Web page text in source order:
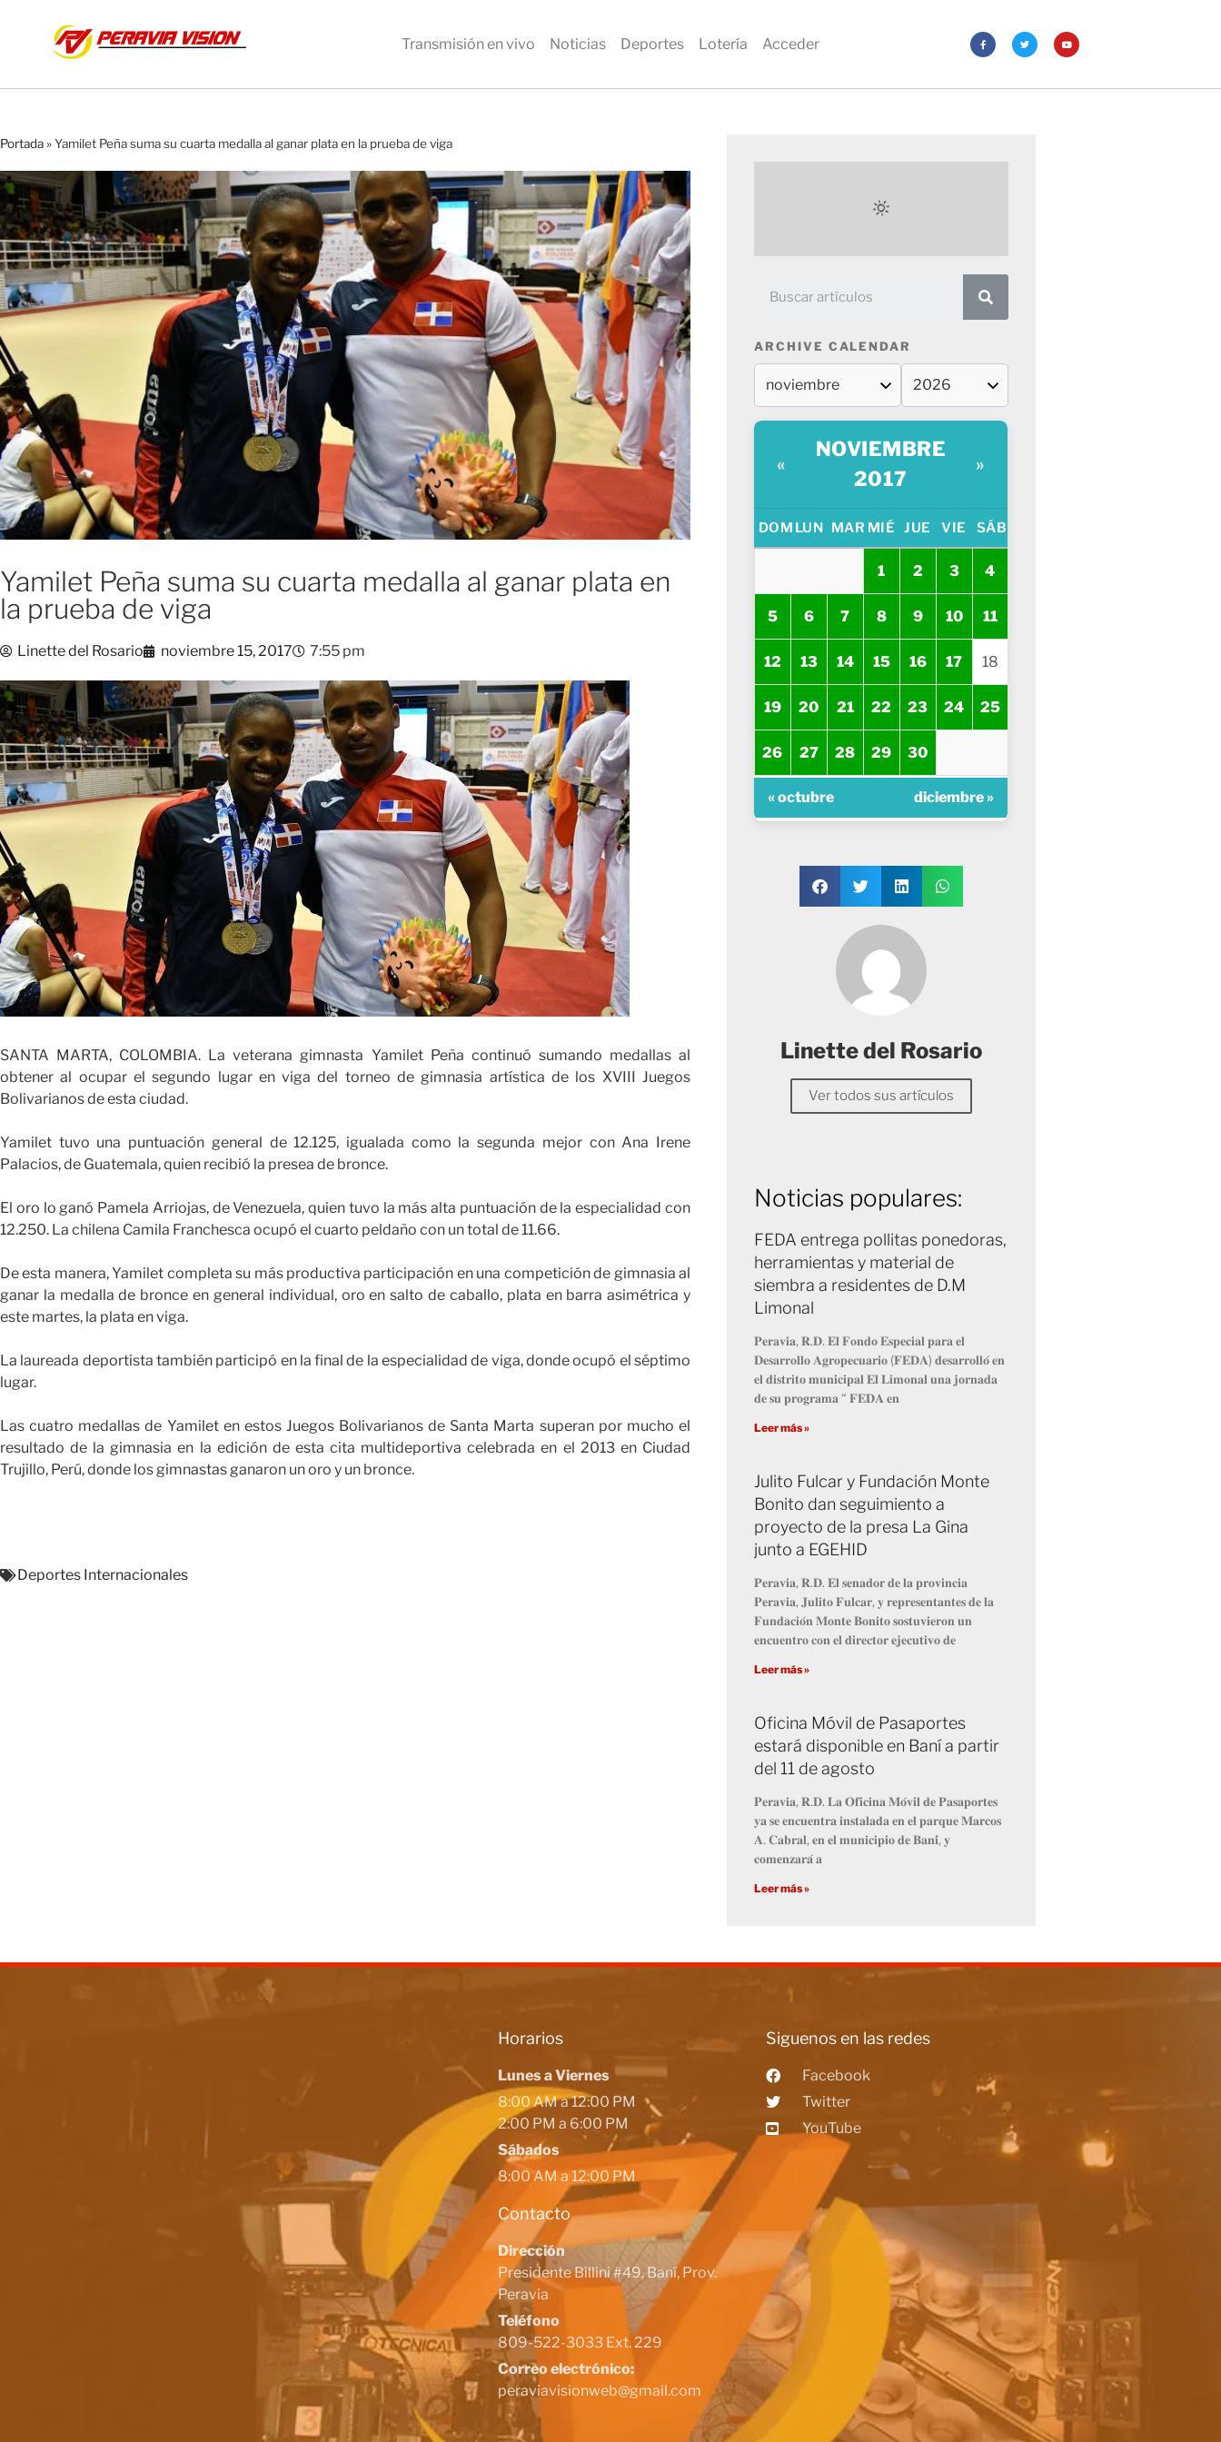
Transmisión en vivo Noticias Deportes Lotería Acceder
Portada»Yamilet Peña suma su cuarta medalla al ganar plata en la prueba de viga
Yamilet Peña suma su cuarta medalla al ganar plata en
la prueba de viga
Linette del Rosario noviembre 15, 2017 7:55 pm
SANTA MARTA, COLOMBIA. La veterana gimnasta Yamilet Peña continuó sumando medallas al
obtener al ocupar el segundo lugar en viga del torneo de gimnasia artística de los XVIII Juegos
Bolivarianos de esta ciudad.
Yamilet tuvo una puntuación general de 12.125, igualada como la segunda mejor con Ana Irene
Palacios, de Guatemala, quien recibió la presea de bronce.
El oro lo ganó Pamela Arriojas, de Venezuela, quien tuvo la más alta puntuación de la especialidad con
12.250. La chilena Camila Franchesca ocupó el cuarto peldaño con un total de 11.66.
De esta manera, Yamilet completa su más productiva participación en una competición de gimnasia al
ganar la medalla de bronce en general individual, oro en salto de caballo, plata en barra asimétrica y
este martes, la plata en viga.
La laureada deportista también participó en la final de la especialidad de viga, donde ocupó el séptimo
lugar.
Las cuatro medallas de Yamilet en estos Juegos Bolivarianos de Santa Marta superan por mucho el
resultado de la gimnasia en la edición de esta cita multideportiva celebrada en el 2013 en Ciudad
Trujillo, Perú, donde los gimnastas ganaron un oro y un bronce.
Deportes Internacionales
ARCHIVE CALENDAR
«
NOVIEMBRE
2017
»
DOM LUN MAR MIÉ JUE VIE SÁB
1 2 3 4
5 6 7 8 9 10 11
12 13 14 15 16 17 18
19 20 21 22 23 24 25
26 27 28 29 30
« octubre diciembre »
Linette del Rosario
Ver todos sus artículos
Noticias populares:
FEDA entrega pollitas ponedoras,
herramientas y material de
siembra a residentes de D.M
Limonal
𝐏𝐞𝐫𝐚𝐯𝐢𝐚, 𝐑.𝐃. 𝐄𝐥 𝐅𝐨𝐧𝐝𝐨 𝐄𝐬𝐩𝐞𝐜𝐢𝐚𝐥 𝐩𝐚𝐫𝐚 𝐞𝐥
𝐃𝐞𝐬𝐚𝐫𝐫𝐨𝐥𝐥𝐨 𝐀𝐠𝐫𝐨𝐩𝐞𝐜𝐮𝐚𝐫𝐢𝐨 (𝐅𝐄𝐃𝐀) 𝐝𝐞𝐬𝐚𝐫𝐫𝐨𝐥𝐥𝐨́ 𝐞𝐧
𝐞𝐥 𝐝𝐢𝐬𝐭𝐫𝐢𝐭𝐨 𝐦𝐮𝐧𝐢𝐜𝐢𝐩𝐚𝐥 𝐄𝐥 𝐋𝐢𝐦𝐨𝐧𝐚𝐥 𝐮𝐧𝐚 𝐣𝐨𝐫𝐧𝐚𝐝𝐚
𝐝𝐞 𝐬𝐮 𝐩𝐫𝐨𝐠𝐫𝐚𝐦𝐚 “ 𝐅𝐄𝐃𝐀 𝐞𝐧
Leer más »
Julito Fulcar y Fundación Monte
Bonito dan seguimiento a
proyecto de la presa La Gina
junto a EGEHID
𝐏𝐞𝐫𝐚𝐯𝐢𝐚, 𝐑.𝐃. 𝐄𝐥 𝐬𝐞𝐧𝐚𝐝𝐨𝐫 𝐝𝐞 𝐥𝐚 𝐩𝐫𝐨𝐯𝐢𝐧𝐜𝐢𝐚
𝐏𝐞𝐫𝐚𝐯𝐢𝐚, 𝐉𝐮𝐥𝐢𝐭𝐨 𝐅𝐮𝐥𝐜𝐚𝐫, 𝐲 𝐫𝐞𝐩𝐫𝐞𝐬𝐞𝐧𝐭𝐚𝐧𝐭𝐞𝐬 𝐝𝐞 𝐥𝐚
𝐅𝐮𝐧𝐝𝐚𝐜𝐢𝐨́𝐧 𝐌𝐨𝐧𝐭𝐞 𝐁𝐨𝐧𝐢𝐭𝐨 𝐬𝐨𝐬𝐭𝐮𝐯𝐢𝐞𝐫𝐨𝐧 𝐮𝐧
𝐞𝐧𝐜𝐮𝐞𝐧𝐭𝐫𝐨 𝐜𝐨𝐧 𝐞𝐥 𝐝𝐢𝐫𝐞𝐜𝐭𝐨𝐫 𝐞𝐣𝐞𝐜𝐮𝐭𝐢𝐯𝐨 𝐝𝐞
Leer más »
Oficina Móvil de Pasaportes
estará disponible en Baní a partir
del 11 de agosto
𝐏𝐞𝐫𝐚𝐯𝐢𝐚, 𝐑.𝐃. 𝐋𝐚 𝐎𝐟𝐢𝐜𝐢𝐧𝐚 𝐌𝐨́𝐯𝐢𝐥 𝐝𝐞 𝐏𝐚𝐬𝐚𝐩𝐨𝐫𝐭𝐞𝐬
𝐲𝐚 𝐬𝐞 𝐞𝐧𝐜𝐮𝐞𝐧𝐭𝐫𝐚 𝐢𝐧𝐬𝐭𝐚𝐥𝐚𝐝𝐚 𝐞𝐧 𝐞𝐥 𝐩𝐚𝐫𝐪𝐮𝐞 𝐌𝐚𝐫𝐜𝐨𝐬
𝐀. 𝐂𝐚𝐛𝐫𝐚𝐥, 𝐞𝐧 𝐞𝐥 𝐦𝐮𝐧𝐢𝐜𝐢𝐩𝐢𝐨 𝐝𝐞 𝐁𝐚𝐧𝐢́, 𝐲
𝐜𝐨𝐦𝐞𝐧𝐳𝐚𝐫𝐚́ 𝐚
Leer más »
Horarios
Lunes a Viernes
8:00 AM a 12:00 PM
2:00 PM a 6:00 PM
Sábados
8:00 AM a 12:00 PM
Contacto
Dirección
Presidente Billini #49, Baní, Prov.
Peravia
Teléfono
809-522-3033 Ext. 229
Correo electrónico:
peraviavisionweb@gmail.com
Siguenos en las redes
Facebook
Twitter
YouTube